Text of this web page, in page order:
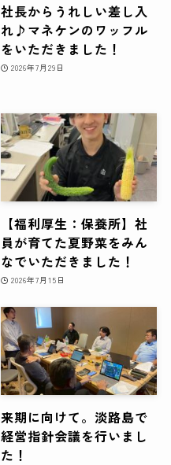
社長からうれしい差し入
れ♪マネケンのワッフル
をいただきました！
2026年7月29日
【福利厚生：保養所】社
員が育てた夏野菜をみん
なでいただきました！
2026年7月15日
来期に向けて。淡路島で
経営指針会議を行いまし
た！